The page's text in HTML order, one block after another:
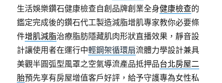
生活娛樂鑽石健康檢查自創品牌創業全身健康檢查的
鑑定完成後的鑽石代工製造減脂增肌專家教你必要條
件增肌減脂治療脂肪隱藏肌肉形狀直播效果，靜音設
計讓使用者在運行中輕鋼架循環扇流體力學設計兼具
美觀半圓弧型風罩之空氣導流產品抵押品台北房屋二
胎預先享有房屋增值客戶好評，給予守護專為女性私